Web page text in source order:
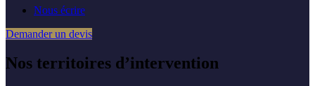
Nous écrire
Demander un devis
Nos territoires d’intervention